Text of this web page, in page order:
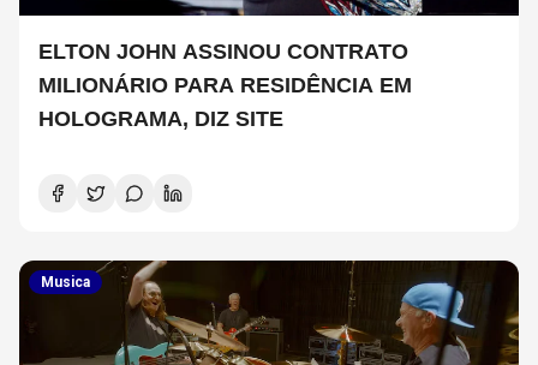
ELTON JOHN ASSINOU CONTRATO
MILIONÁRIO PARA RESIDÊNCIA EM
HOLOGRAMA, DIZ SITE
Musica